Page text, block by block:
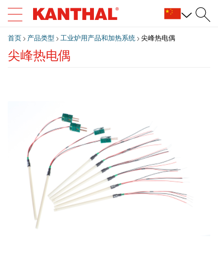
首页 产品类型 工业炉用产品和加热系统 尖峰热电偶
尖峰热电偶